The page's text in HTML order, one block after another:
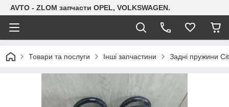
AVTO - ZLOM запчасти OPEL, VOLKSWAGEN.
Товари та послуги Інші запчастини Задні пружини